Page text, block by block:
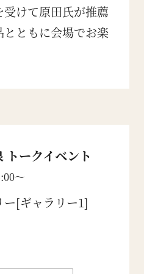
受けて原田氏が推薦
ともに会場でお楽
ークイベント
〜
ー[ギャラリー1]